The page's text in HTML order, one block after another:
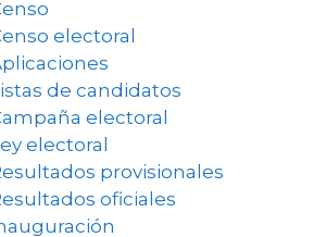
electoral
de candidatos
electoral
electoral
provisionales
oficiales